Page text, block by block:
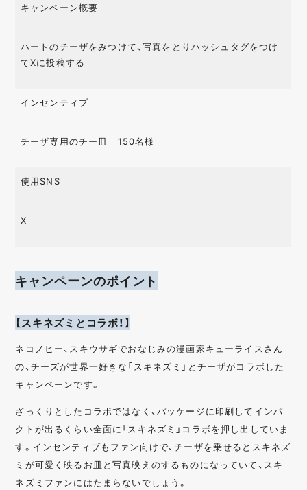
キャンペーン概要
ハートのチーザをみつけて、写真をとりハッシュタグをつけ
てXに投稿する
インセンティブ
チーザ専用のチー皿 150名様
使用SNS
X
キャンペーンのポイント
【スキネズミとコラボ！】
ネコノヒー、スキウサギでおなじみの漫画家キューライスさん
の、チーズが世界一好きな「スキネズミ」とチーザがコラボした
キャンペーンです。
ざっくりとしたコラボではなく、パッケージに印刷してインパ
クトが出るくらい全面に「スキネズミ」コラボを押し出していま
す。インセンティブもファン向けで、チーザを乗せるとスキネズ
ミが可愛く映るお皿と写真映えのするものになっていて、スキ
ネズミファンにはたまらないでしょう。